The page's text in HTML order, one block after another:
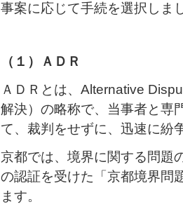
事案に応じて手続を選択しま
（１）ＡＤＲ
ＡＤＲとは、Alternative
解決）の略称で、当事者と専
て、裁判をせずに、迅速に紛
京都では、境界に関する問題
の認証を受けた「京都境界問
ます。